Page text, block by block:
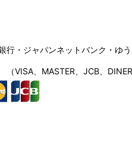
・ジャパンネットバンク・ゆう
VISA、MASTER、JCB、